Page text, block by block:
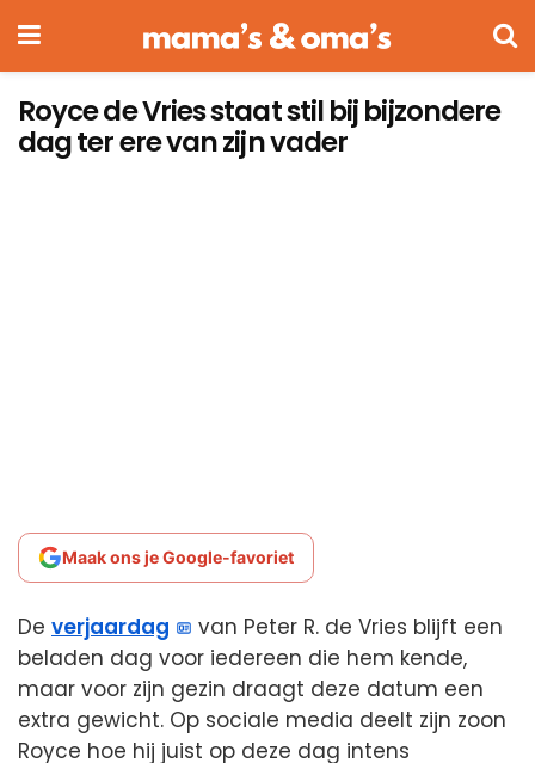
Royce de Vries staat stil bij bijzondere
dag ter ere van zijn vader
Maak ons je Google-favoriet
De verjaardag
van Peter R. de Vries blijft een
beladen dag voor iedereen die hem kende,
maar voor zijn gezin draagt deze datum een
extra gewicht. Op sociale media deelt zijn zoon
Royce hoe hij juist op deze dag intens